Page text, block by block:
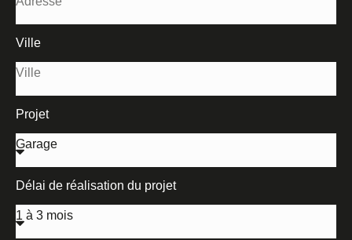
Ville
Projet
Délai de réalisation du projet